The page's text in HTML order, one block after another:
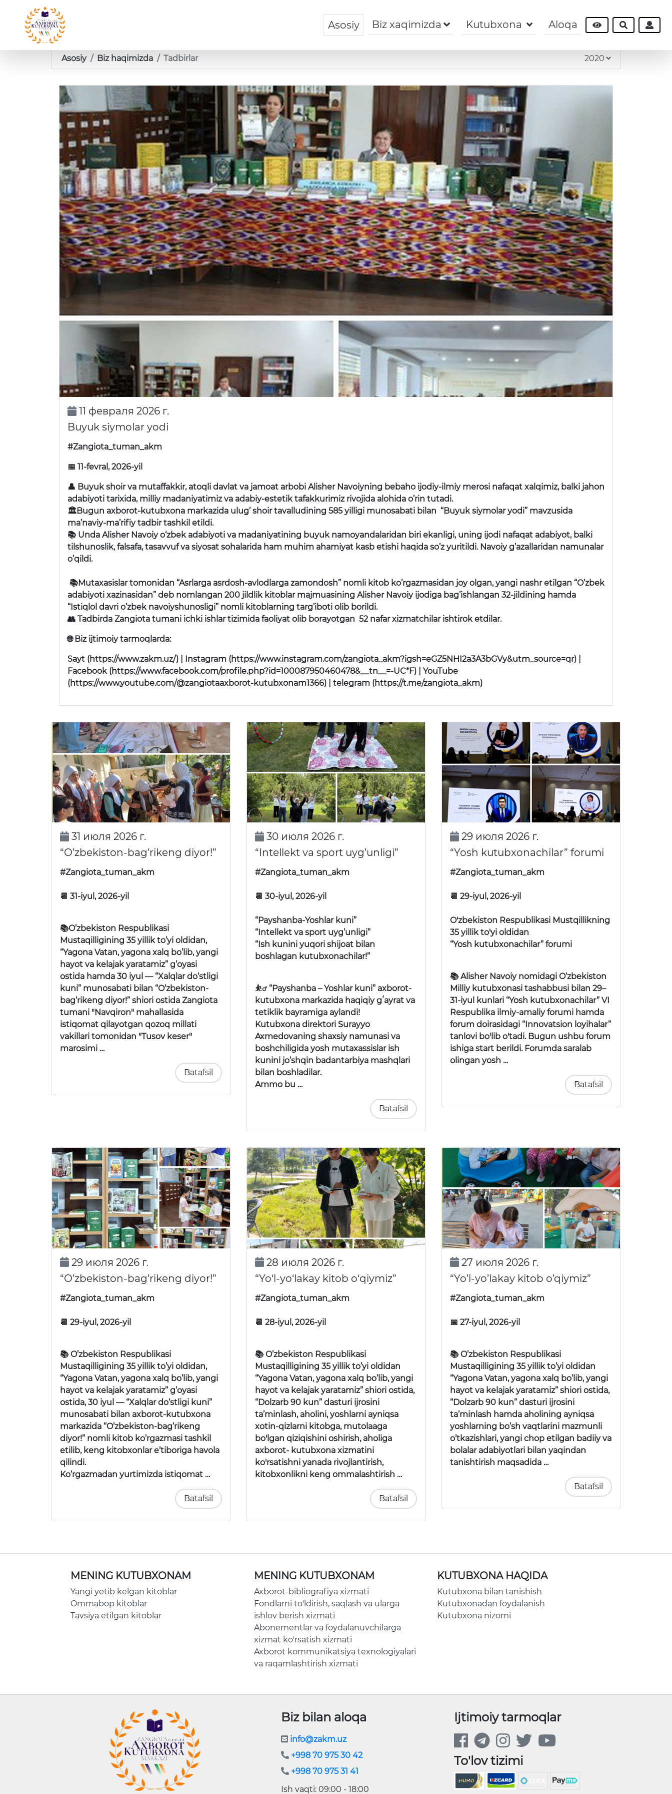
Asosiy Biz xaqimizda Kutubxona Aloqa
Asosiy Biz haqimizda Tadbirlar
11 февраля 2026 г.
Buyuk siymolar yodi
#Zangiota_tuman_akm
📅 11-fevral, 2026-yil
👤 Buyuk shoir va mutaffakkir, atoqli davlat va jamoat arbobi Alisher Navoiyning bebaho ijodiy-ilmiy merosi nafaqat xalqimiz, balki jahon
adabiyoti tarixida, milliy madaniyatimiz va adabiy-estetik tafakkurimiz rivojida alohida o’rin tutadi.
🏛Bugun axborot-kutubxona markazida ulug’ shoir tavalludining 585 yilligi munosabati bilan “Buyuk siymolar yodi” mavzusida
ma’naviy-ma’rifiy tadbir tashkil etildi.
📚 Unda Alisher Navoiy o‘zbek adabiyoti va madaniyatining buyuk namoyandalaridan biri ekanligi, uning ijodi nafaqat adabiyot, balki
tilshunoslik, falsafa, tasavvuf va siyosat sohalarida ham muhim ahamiyat kasb etishi haqida so’z yuritildi. Navoiy g’azallaridan namunalar
o’qildi.
📚Mutaxasislar tomonidan “Asrlarga asrdosh-avlodlarga zamondosh” nomli kitob ko’rgazmasidan joy olgan, yangi nashr etilgan “O’zbek
adabiyoti xazinasidan” deb nomlangan 200 jildlik kitoblar majmuasining Alisher Navoiy ijodiga bag’ishlangan 32-jildining hamda
“Istiqlol davri o’zbek navoiyshunosligi” nomli kitoblarning targ’iboti olib borildi.
👥 Tadbirda Zangiota tumani ichki ishlar tizimida faoliyat olib borayotgan 52 nafar xizmatchilar ishtirok etdilar.
🌐 Biz ijtimoiy tarmoqlarda:
Sayt (https://www.zakm.uz/) | Instagram (https://www.instagram.com/zangiota_akm?igsh=eGZ5NHI2a3A3bGVy&utm_source=qr) |
Facebook (https://www.facebook.com/profile.php?id=100087950460478&__tn__=-UC*F) | YouTube
(https://www.youtube.com/@zangiotaaxborot-kutubxonam1366) | telegram (https://t.me/zangiota_akm)
31 июля 2026 г.
“O’zbekiston-bag’rikeng diyor!”
#Zangiota_tuman_akm
📆 31-iyul, 2026-yil
📚O’zbekiston Respublikasi
Mustaqilligining 35 yillik to’yi oldidan,
“Yagona Vatan, yagona xalq bo’lib, yangi
hayot va kelajak yaratamiz” g’oyasi
ostida hamda 30 iyul — “Xalqlar do‘stligi
kuni” munosabati bilan “O’zbekiston-
bag’rikeng diyor!” shiori ostida Zangiota
tumani "Navqiron" mahallasida
istiqomat qilayotgan qozoq millati
vakillari tomonidan "Tusov keser"
marosimi …
Batafsil
30 июля 2026 г.
“Intellekt va sport uyg’unligi”
#Zangiota_tuman_akm
📆 30-iyul, 2026-yil
“Payshanba-Yoshlar kuni”
“Intellekt va sport uyg’unligi”
“Ish kunini yuqori shijoat bilan
boshlagan kutubxonachilar!”
⛹️‍♂️ “Payshanba – Yoshlar kuni” axborot-
kutubxona markazida haqiqiy gʻayrat va
tetiklik bayramiga aylandi!
Kutubxona direktori Surayyo
Axmedovaning shaxsiy namunasi va
boshchiligida yosh mutaxassislar ish
kunini jo’shqin badantarbiya mashqlari
bilan boshladilar.
Ammo bu …
Batafsil
29 июля 2026 г.
“Yosh kutubxonachilar” forumi
#Zangiota_tuman_akm
📆 29-iyul, 2026-yil
O'zbekiston Respublikasi Mustqillikning
35 yillik to'yi oldidan
“Yosh kutubxonachilar” forumi
📚 Alisher Navoiy nomidagi O‘zbekiston
Milliy kutubxonasi tashabbusi bilan 29–
31-iyul kunlari “Yosh kutubxonachilar” VI
Respublika ilmiy-amaliy forumi hamda
forum doirasidagi “Innovatsion loyihalar”
tanlovi bo'lib o'tadi. Bugun ushbu forum
ishiga start berildi. Forumda saralab
olingan yosh …
Batafsil
29 июля 2026 г.
“O’zbekiston-bag’rikeng diyor!”
#Zangiota_tuman_akm
📆 29-iyul, 2026-yil
📚 O’zbekiston Respublikasi
Mustaqilligining 35 yillik to’yi oldidan,
“Yagona Vatan, yagona xalq bo’lib, yangi
hayot va kelajak yaratamiz” g’oyasi
ostida, 30 iyul —“Xalqlar do‘stligi kuni”
munosabati bilan axborot-kutubxona
markazida “O’zbekiston-bag’rikeng
diyor!” nomli kitob ko’rgazmasi tashkil
etilib, keng kitobxonlar e’tiboriga havola
qilindi.
Ko’rgazmadan yurtimizda istiqomat …
Batafsil
28 июля 2026 г.
“Yo‘l-yo‘lakay kitob o‘qiymiz”
#Zangiota_tuman_akm
📆 28-iyul, 2026-yil
📚 O’zbekiston Respublikasi
Mustaqilligining 35 yillik to’yi oldidan
“Yagona Vatan, yagona xalq bo’lib, yangi
hayot va kelajak yaratamiz” shiori ostida,
“Dolzarb 90 kun” dasturi ijrosini
ta’minlash, aholini, yoshlarni ayniqsa
xotin-qizlarni kitobga, mutolaaga
bo'lgan qiziqishini oshirish, aholiga
axborot- kutubxona xizmatini
ko'rsatishni yanada rivojlantirish,
kitobxonlikni keng ommalashtirish …
Batafsil
27 июля 2026 г.
“Yo’l-yo’lakay kitob o’qiymiz”
#Zangiota_tuman_akm
📅 27-iyul, 2026-yil
📚 O’zbekiston Respublikasi
Mustaqilligining 35 yillik to’yi oldidan
“Yagona Vatan, yagona xalq bo’lib, yangi
hayot va kelajak yaratamiz” shiori ostida,
“Dolzarb 90 kun” dasturi ijrosini
ta’minlash hamda aholining ayniqsa
yoshlarning bo’sh vaqtlarini mazmunli
o’tkazishlari, yangi chop etilgan badiiy va
bolalar adabiyotlari bilan yaqindan
tanishtirish maqsadida …
Batafsil
MENING KUTUBXONAM
Yangi yetib kelgan kitoblar
Ommabop kitoblar
Tavsiya etilgan kitoblar
MENING KUTUBXONAM
Axborot-bibliografiya xizmati
Fondlarni to'ldirish, saqlash va ularga
ishlov berish xizmati
Abonementlar va foydalanuvchilarga
xizmat ko'rsatish xizmati
Axborot kommunikatsiya texnologiyalari
va raqamlashtirish xizmati
KUTUBXONA HAQIDA
Kutubxona bilan tanishish
Kutubxonadan foydalanish
Kutubxona nizomi
Biz bilan aloqa
info@zakm.uz
+998 70 975 30 42
+998 70 975 31 41
Ish vaqti: 09:00 - 18:00
Ijtimoiy tarmoqlar
To'lov tizimi